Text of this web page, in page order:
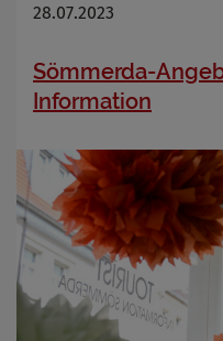
28.07.2023
Sömmerda-
Information